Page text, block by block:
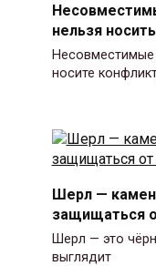
нельзя
носите
Шерл —
защищаться
Шерл — это
выглядит